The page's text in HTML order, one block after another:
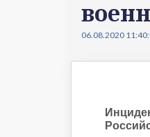
06.08.2020